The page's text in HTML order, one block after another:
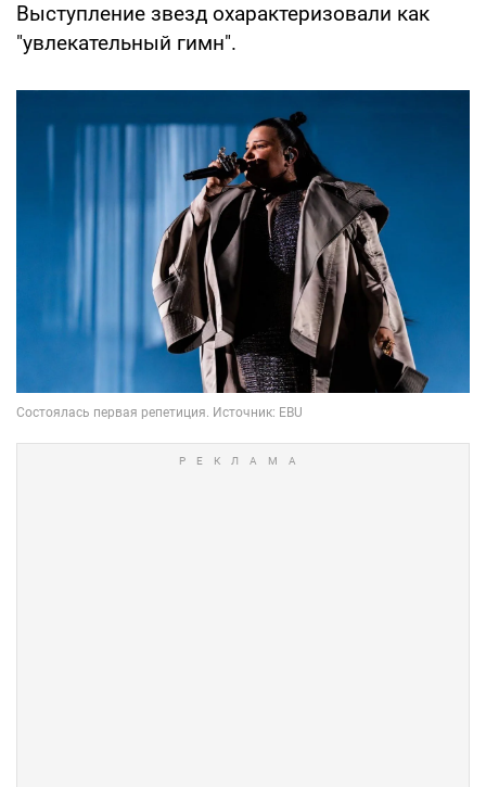
Выступление звезд охарактеризовали как
"увлекательный гимн".